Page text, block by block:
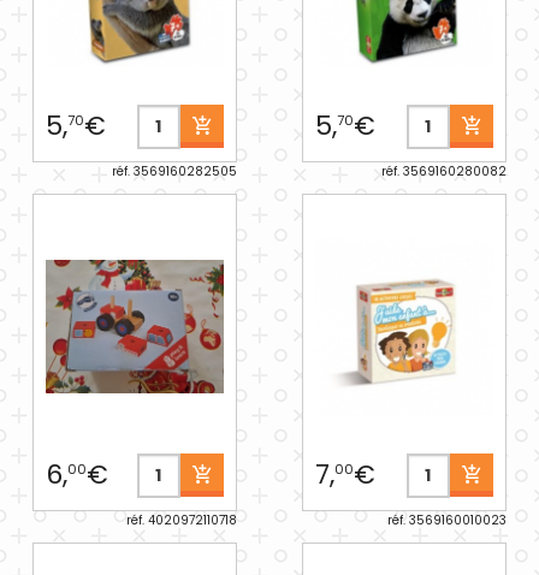
5,70€
réf. 3569160282505
5,70€
réf. 3569160280082
6,00€
réf. 4020972110718
7,00€
réf. 3569160010023